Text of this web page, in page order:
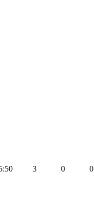
3 0 0